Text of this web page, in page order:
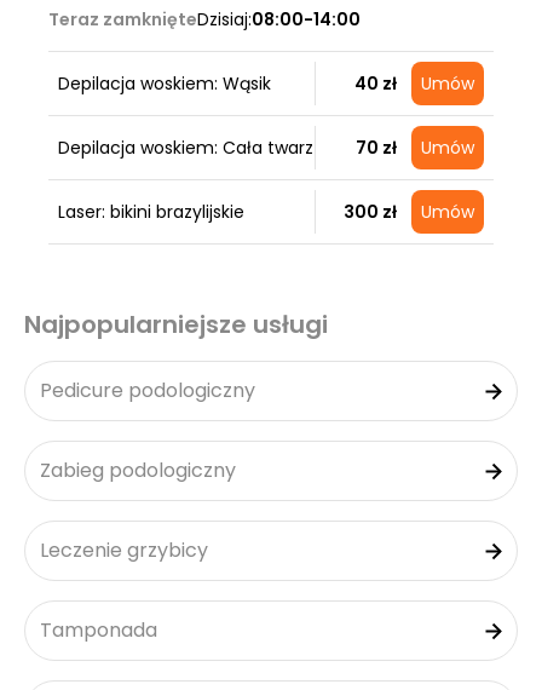
Teraz zamknięteDzisiaj:08:00-14:00
Depilacja woskiem: Wąsik 40 zł Umów
Depilacja woskiem: Cała twarz 70 zł Umów
Laser: bikini brazylijskie 300 zł Umów
Najpopularniejsze usługi
Pedicure podologiczny
Zabieg podologiczny
Leczenie grzybicy
Tamponada